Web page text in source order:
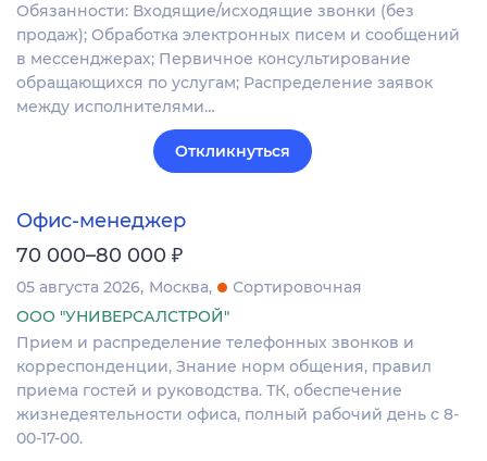
Обязанности: Входящие/исходящие звонки (без
продаж); Обработка электронных писем и сообщений
в мессенджерах; Первичное консультирование
обращающихся по услугам; Распределение заявок
между исполнителями…
Откликнуться
Офис-менеджер
70 000–80 000 ₽
05 августа 2026 Москва
Сортировочная
ООО "УНИВЕРСАЛСТРОЙ"
Прием и распределение телефонных звонков и
корреспонденции, Знание норм общения, правил
приема гостей и руководства. ТК, обеспечение
жизнедеятельности офиса, полный рабочий день с 8-
00-17-00.